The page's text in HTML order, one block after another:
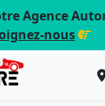
Agence
nous